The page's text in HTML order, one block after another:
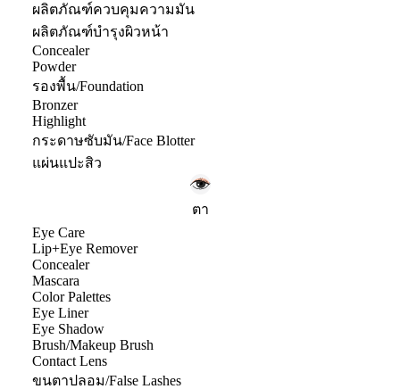
ผลิตภัณฑ์ควบคุมความมัน
ผลิตภัณฑ์บำรุงผิวหน้า
Concealer
Powder
รองพื้น/Foundation
Bronzer
Highlight
กระดาษซับมัน/Face Blotter
แผ่นแปะสิว
ตา
Eye Care
Lip+Eye Remover
Concealer
Mascara
Color Palettes
Eye Liner
Eye Shadow
Brush/Makeup Brush
Contact Lens
ขนตาปลอม/False Lashes